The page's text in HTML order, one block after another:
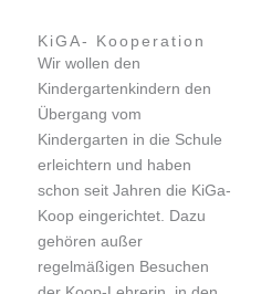
KiGA- Kooperation
Wir wollen den
Kindergartenkindern den
Übergang vom
Kindergarten in die Schule
erleichtern und haben
schon seit Jahren die KiGa-
Koop eingerichtet. Dazu
gehören außer
regelmäßigen Besuchen